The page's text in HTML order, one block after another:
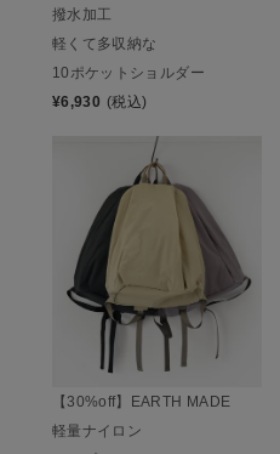
撥水加工
軽くて多収納な
10ポケットショルダー
¥6,930 (税込)
【30%off】EARTH MADE
軽量ナイロン